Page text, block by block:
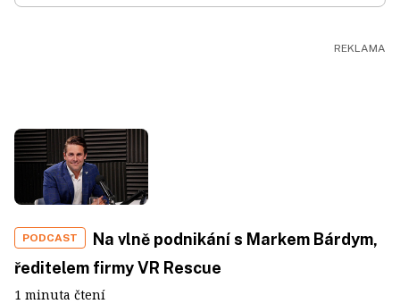
PODCAST
Na vlně podnikání s Markem Bárdym,
ředitelem firmy VR Rescue
1 minuta čtení